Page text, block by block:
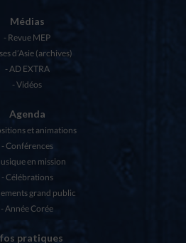
Médias
Revue MEP
d’Asie (archives)
AD EXTRA
Vidéos
Agenda
et animations
Conférences
en mission
Célébrations
grand public
Année Corée
pratiques